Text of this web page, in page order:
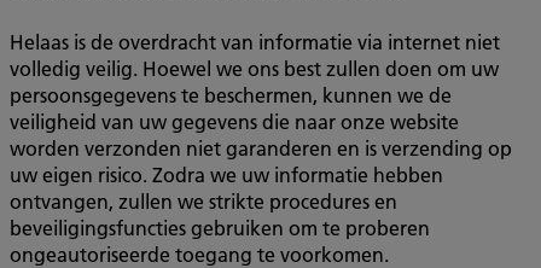
Helaas is de overdracht van informatie via internet niet
volledig veilig. Hoewel we ons best zullen doen om uw
persoonsgegevens te beschermen, kunnen we de
veiligheid van uw gegevens die naar onze website
worden verzonden niet garanderen en is verzending op
uw eigen risico. Zodra we uw informatie hebben
ontvangen, zullen we strikte procedures en
beveiligingsfuncties gebruiken om te proberen
ongeautoriseerde toegang te voorkomen.